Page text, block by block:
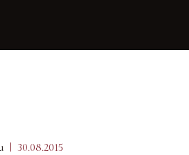
30.08.2015